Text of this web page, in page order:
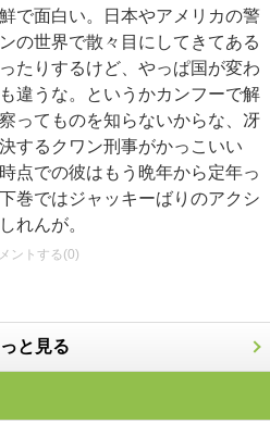
で面白い。日本やアメリカの警
の世界で散々目にしてきてある
たりするけど、やっぱ国が変わ
違うな。というかカンフーで解
ってものを知らないからな、冴
するクワン刑事がかっこいい
点での彼はもう晩年から定年っ
巻ではジャッキーばりのアクシ
れんが。
ントする(0)
と見る